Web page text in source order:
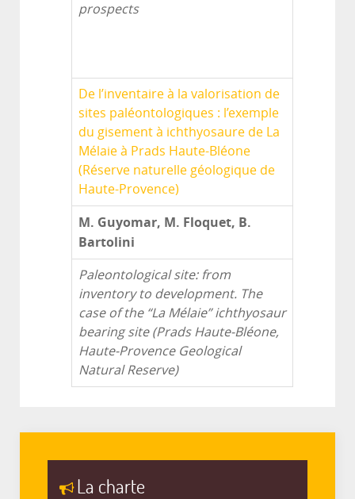
prospects
De l’inventaire à la valorisation de
sites paléontologiques : l’exemple
du gisement à ichthyosaure de La
Mélaie à Prads Haute-Bléone
(Réserve naturelle géologique de
Haute-Provence)
M. Guyomar, M. Floquet, B.
Bartolini
Paleontological site: from
inventory to development. The
case of the “La Mélaie” ichthyosaur
bearing site (Prads Haute-Bléone,
Haute-Provence Geological
Natural Reserve)
La charte